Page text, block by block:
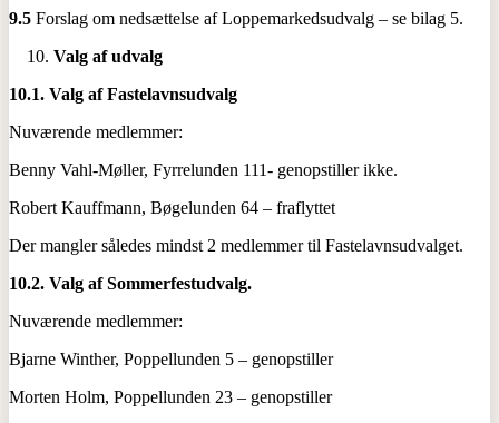
9.5 Forslag om nedsættelse af Loppemarkedsudvalg – se bilag 5.
Valg af udvalg
10.1. Valg af Fastelavnsudvalg
Nuværende medlemmer:
Benny Vahl-Møller, Fyrrelunden 111- genopstiller ikke.
Robert Kauffmann, Bøgelunden 64 – fraflyttet
Der mangler således mindst 2 medlemmer til Fastelavnsudvalget.
10.2. Valg af Sommerfestudvalg.
Nuværende medlemmer:
Bjarne Winther, Poppellunden 5 – genopstiller
Morten Holm, Poppellunden 23 – genopstiller